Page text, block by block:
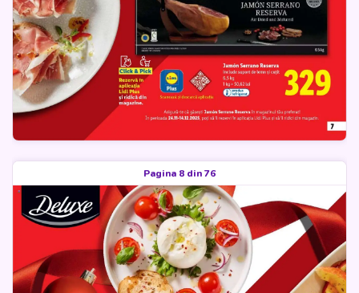
Pagina 8 din 76